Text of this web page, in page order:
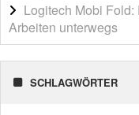
Logitech Mobi
Arbeiten unterwegs
SCHLAGWÖRTER